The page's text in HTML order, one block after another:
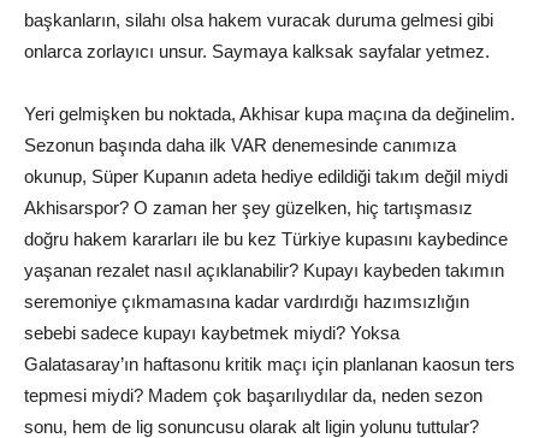
başkanların, silahı olsa hakem vuracak duruma gelmesi gibi
onlarca zorlayıcı unsur. Saymaya kalksak sayfalar yetmez.
Yeri gelmişken bu noktada, Akhisar kupa maçına da değinelim.
Sezonun başında daha ilk VAR denemesinde canımıza
okunup, Süper Kupanın adeta hediye edildiği takım değil miydi
Akhisarspor? O zaman her şey güzelken, hiç tartışmasız
doğru hakem kararları ile bu kez Türkiye kupasını kaybedince
yaşanan rezalet nasıl açıklanabilir? Kupayı kaybeden takımın
seremoniye çıkmamasına kadar vardırdığı hazımsızlığın
sebebi sadece kupayı kaybetmek miydi? Yoksa
Galatasaray’ın haftasonu kritik maçı için planlanan kaosun ters
tepmesi miydi? Madem çok başarılıydılar da, neden sezon
sonu, hem de lig sonuncusu olarak alt ligin yolunu tuttular?